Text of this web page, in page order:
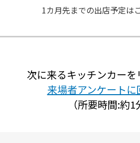
1カ月先までの出店予定は
次に来るキッチンカーを
来場者アンケートに
（所要時間:約1